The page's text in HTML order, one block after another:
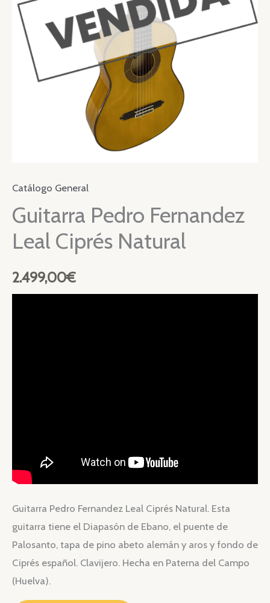
Catálogo General
Guitarra Pedro Fernandez
Leal Ciprés Natural
2.499,00€
Guitarra Pedro Fernandez Leal Ciprés Natural. Esta
guitarra tiene el Diapasón de Ebano, el puente de
Palosanto, tapa de pino abeto alemán y aros y fondo de
Ciprés español. Clavijero. Hecha en Paterna del Campo
(Huelva).